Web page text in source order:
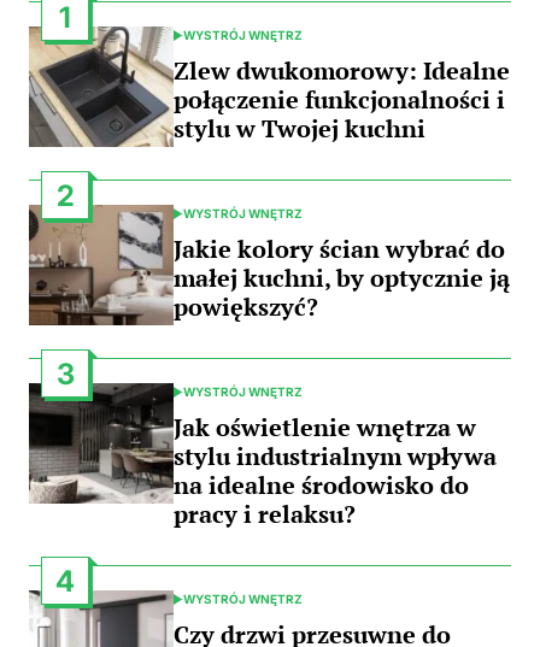
1
POSTED
IN
WYSTRÓJ WNĘTRZ
Zlew dwukomorowy: Idealne
połączenie funkcjonalności i
stylu w Twojej kuchni
2
POSTED
IN
WYSTRÓJ WNĘTRZ
Jakie kolory ścian wybrać do
małej kuchni, by optycznie ją
powiększyć?
3
POSTED
IN
WYSTRÓJ WNĘTRZ
Jak oświetlenie wnętrza w
stylu industrialnym wpływa
na idealne środowisko do
pracy i relaksu?
4
POSTED
IN
WYSTRÓJ WNĘTRZ
Czy drzwi przesuwne do